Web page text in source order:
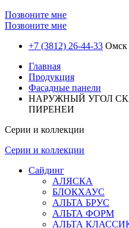
Позвоните мне
Позвоните мне
+7 (3812) 26-44-33 Омск
Главная
Продукция
Фасадные панели
НАРУЖНЫЙ УГОЛ
ПИРЕНЕИ
Серии и коллекции
Серии и коллекции
Сайдинг
АЛЯСКА
БЛОКХАУС
АЛЬТА БРУС
АЛЬТА ФОРМ
АЛЬТА